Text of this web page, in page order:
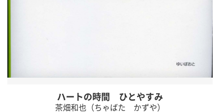
ハートの時間 ひとやすみ
茶畑和也（ちゃばた かずや）